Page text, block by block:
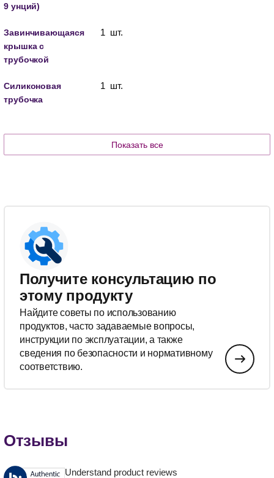
9 унций)
Завинчивающаяся
крышка с
трубочкой
1 шт.
Силиконовая
трубочка
1 шт.
Показать все
Получите консультацию по
этому продукту
Найдите советы по использованию
продуктов, часто задаваемые вопросы,
инструкции по эксплуатации, а также
сведения по безопасности и нормативному
соответствию.
Отзывы
Understand product reviews